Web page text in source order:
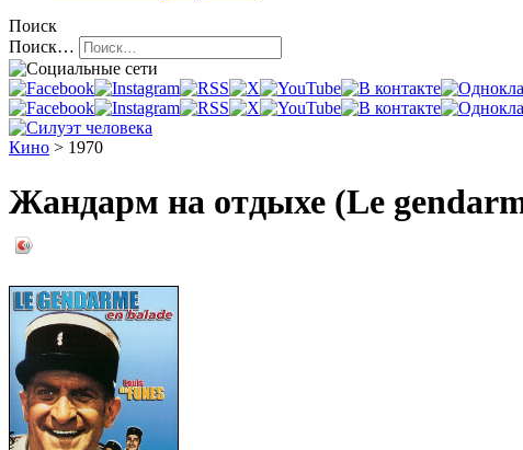
Поиск
Поиск…
Кино > 1970
Жандарм на отдыхе (Le